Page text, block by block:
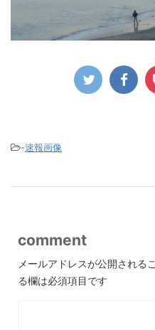
-速報画像
comment
メールアドレスが公開される
る欄は必須項目です